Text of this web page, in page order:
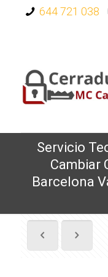
644 721 038
Servicio
Cambiar
Barcelona